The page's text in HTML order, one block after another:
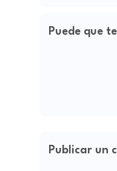
Puede que
Publicar un